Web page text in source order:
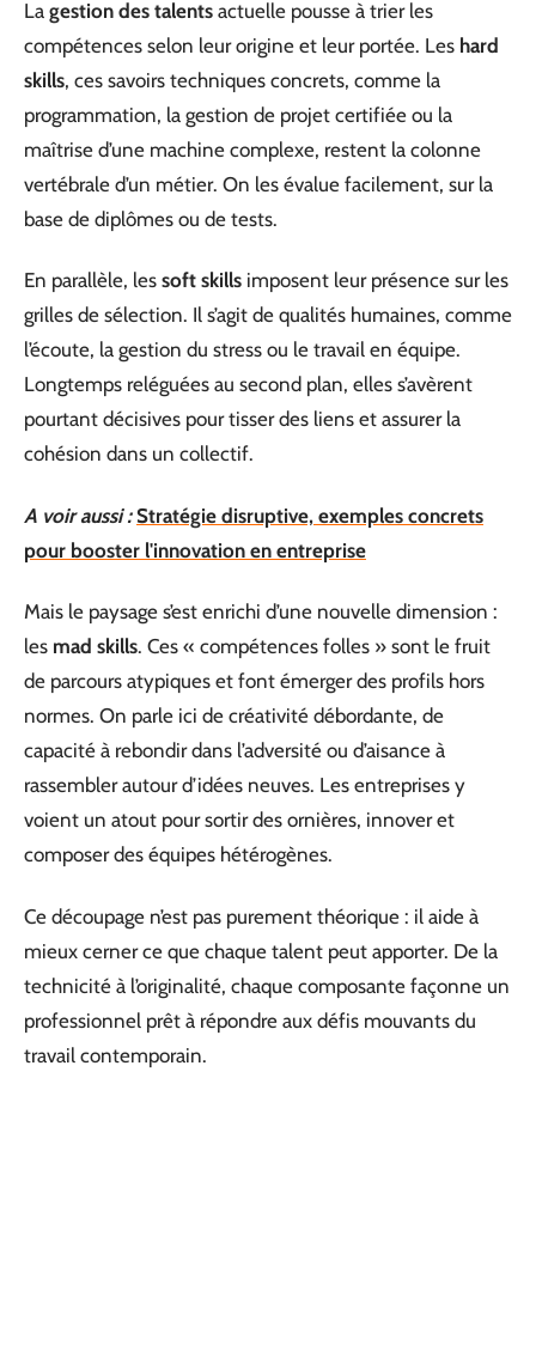
La gestion des talents actuelle pousse à trier les
compétences selon leur origine et leur portée. Les hard
skills, ces savoirs techniques concrets, comme la
programmation, la gestion de projet certifiée ou la
maîtrise d’une machine complexe, restent la colonne
vertébrale d’un métier. On les évalue facilement, sur la
base de diplômes ou de tests.
En parallèle, les soft skills imposent leur présence sur les
grilles de sélection. Il s’agit de qualités humaines, comme
l’écoute, la gestion du stress ou le travail en équipe.
Longtemps reléguées au second plan, elles s’avèrent
pourtant décisives pour tisser des liens et assurer la
cohésion dans un collectif.
A voir aussi : Stratégie disruptive, exemples concrets
pour booster l'innovation en entreprise
Mais le paysage s’est enrichi d’une nouvelle dimension :
les mad skills. Ces « compétences folles » sont le fruit
de parcours atypiques et font émerger des profils hors
normes. On parle ici de créativité débordante, de
capacité à rebondir dans l’adversité ou d’aisance à
rassembler autour d’idées neuves. Les entreprises y
voient un atout pour sortir des ornières, innover et
composer des équipes hétérogènes.
Ce découpage n’est pas purement théorique : il aide à
mieux cerner ce que chaque talent peut apporter. De la
technicité à l’originalité, chaque composante façonne un
professionnel prêt à répondre aux défis mouvants du
travail contemporain.